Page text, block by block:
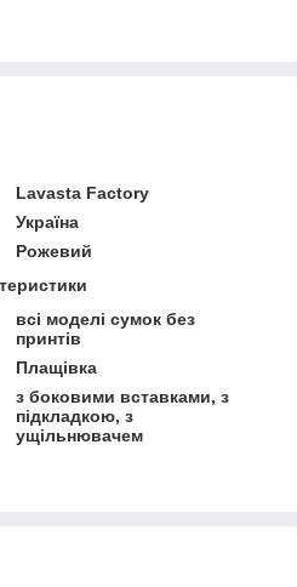
Lavasta Factory
Україна
Рожевий
всі моделі сумок без
принтів
Плащівка
з боковими вставками, з
підкладкою, з
ущільнювачем